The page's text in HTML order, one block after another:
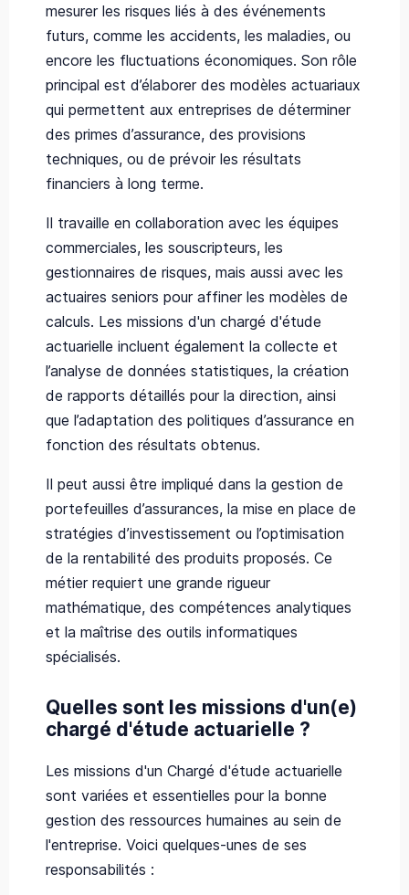
mesurer les risques liés à des événements
futurs, comme les accidents, les maladies, ou
encore les fluctuations économiques. Son rôle
principal est d’élaborer des modèles actuariaux
qui permettent aux entreprises de déterminer
des primes d’assurance, des provisions
techniques, ou de prévoir les résultats
financiers à long terme.
Il travaille en collaboration avec les équipes
commerciales, les souscripteurs, les
gestionnaires de risques, mais aussi avec les
actuaires seniors pour affiner les modèles de
calculs. Les missions d'un chargé d'étude
actuarielle incluent également la collecte et
l’analyse de données statistiques, la création
de rapports détaillés pour la direction, ainsi
que l’adaptation des politiques d’assurance en
fonction des résultats obtenus.
Il peut aussi être impliqué dans la gestion de
portefeuilles d’assurances, la mise en place de
stratégies d’investissement ou l’optimisation
de la rentabilité des produits proposés. Ce
métier requiert une grande rigueur
mathématique, des compétences analytiques
et la maîtrise des outils informatiques
spécialisés.
Quelles sont les missions d'un(e)
chargé d'étude actuarielle ?
Les missions d'un Chargé d'étude actuarielle
sont variées et essentielles pour la bonne
gestion des ressources humaines au sein de
l'entreprise. Voici quelques-unes de ses
responsabilités :